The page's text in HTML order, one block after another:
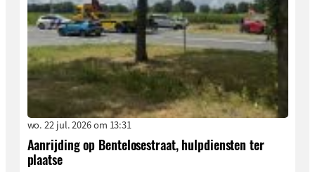
wo. 22 jul. 2026 om 13:31
Aanrijding op Bentelosestraat, hulpdiensten ter
plaatse